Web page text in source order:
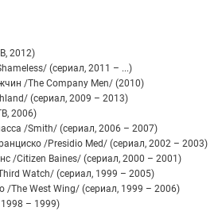
2012)
(сериал, 2011 – ...)
/The Company Men/ (2010)
(сериал, 2009 – 2013)
2006)
/Smith/ (сериал, 2006 – 2007)
/Presidio Med/ (сериал, 2002 – 2003)
/Citizen Baines/ (сериал, 2000 – 2001)
Watch/ (сериал, 1999 – 2005)
/The West Wing/ (сериал, 1999 – 2006)
– 1999)